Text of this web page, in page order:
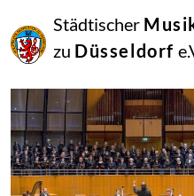
Städtischer
zu Düsseldorf
September
2014
Manfred Hill